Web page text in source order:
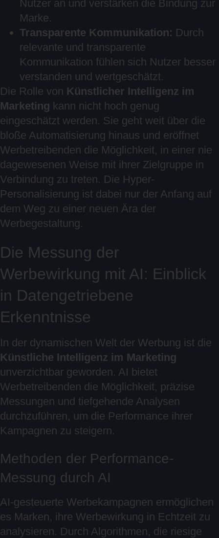
Nutzer an und verstärken die Bindung zur
Marke.
Transparente Kommunikation: Durch
relevante und transparente
Kommunikation fühlen sich Nutzer besser
verstanden und wertgeschätzt.
Die Rolle von Künstlicher Intelligenz im
Marketing kann nicht hoch genug
eingeschätzt werden. Sie geht weit über die
bloße Automatisierung hinaus und eröffnet
Werbetreibenden die Möglichkeit, in einer nie
dagewesenen Weise mit ihrer Zielgruppe in
Verbindung zu treten. Die Hyper-
Personalisierung ist dabei nur der Anfang auf
dem Weg zu einer neuen Ära der
Werbegestaltung.
Die Messung der
Werbewirkung mit AI: Einblick
in Datengetriebene
Erkenntnisse
In der dynamischen Welt der Werbung ist die
Künstliche Intelligenz im Marketing
unverzichtbar geworden. AI bietet
Werbetreibenden die Möglichkeit, präzise
Messungen und tiefgehende Analysen
durchzuführen, um die Performance ihrer
Kampagnen zu steigern.
Methoden der Performance-
Messung durch AI
AI-gesteuerte Werbekampagnen ermöglichen
es Marken, ihre Werbewirkung in Echtzeit zu
analysieren. Durch Algorithmen, die riesige